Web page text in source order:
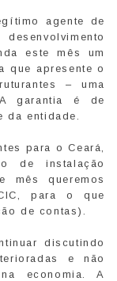
agente de
este mês um
que apresente o
– uma
garantia é de
da entidade.
para o Ceará,
de instalação
mês queremos
para o que
de contas).
discutindo
e não
economia. A